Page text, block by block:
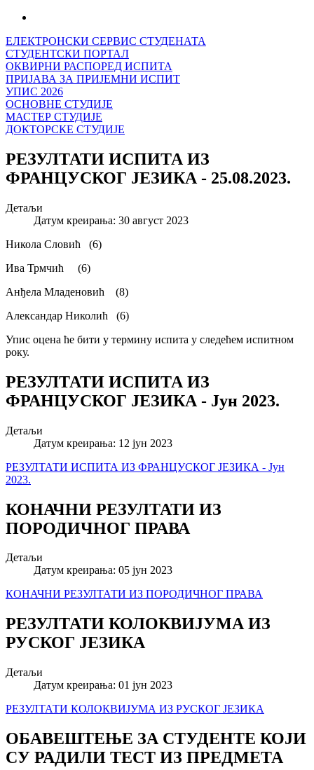
ЕЛЕКТРОНСКИ СЕРВИС СТУДЕНАТА
СТУДЕНТСКИ ПОРТАЛ
ОКВИРНИ РАСПОРЕД ИСПИТА
ПРИЈАВА ЗА ПРИЈЕМНИ ИСПИТ
УПИС 2026
ОСНОВНЕ СТУДИЈЕ
МАСТЕР СТУДИЈЕ
ДОКТОРСКЕ СТУДИЈЕ
РЕЗУЛТАТИ ИСПИТА ИЗ
ФРАНЦУСКОГ ЈЕЗИКА - 25.08.2023.
Детаљи
Датум креирања: 30 август 2023
Никола Словић (6)
Ива Трмчић (6)
Анђела Младеновић (8)
Александар Николић (6)
Упис оцена ће бити у термину испита у следећем испитном
року.
РЕЗУЛТАТИ ИСПИТА ИЗ
ФРАНЦУСКОГ ЈЕЗИКА - Јун 2023.
Детаљи
Датум креирања: 12 јун 2023
РЕЗУЛТАТИ ИСПИТА ИЗ ФРАНЦУСКОГ ЈЕЗИКА - Јун
2023.
КОНАЧНИ РЕЗУЛТАТИ ИЗ
ПОРОДИЧНОГ ПРАВА
Детаљи
Датум креирања: 05 јун 2023
КОНАЧНИ РЕЗУЛТАТИ ИЗ ПОРОДИЧНОГ ПРАВА
РЕЗУЛТАТИ КОЛОКВИЈУМА ИЗ
РУСКОГ ЈЕЗИКА
Детаљи
Датум креирања: 01 јун 2023
РЕЗУЛТАТИ КОЛОКВИЈУМА ИЗ РУСКОГ ЈЕЗИКА
ОБАВЕШТЕЊЕ ЗА СТУДЕНТЕ КОЈИ
СУ РАДИЛИ ТЕСТ ИЗ ПРЕДМЕТА